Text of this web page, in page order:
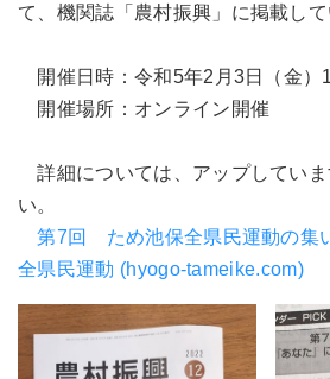
て、機関誌「農村振興」に掲載して
開催日時：令和5年2月3日（金）
開催場所：オンライン開催
詳細については、アップしていま
い。
第7回 ため池保全県民運動の集
全県民運動 (hyogo-tameike.com)